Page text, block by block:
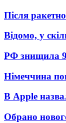
Після
Відомо, у
РФ знищила
Німеччина
В Apple
Обрано